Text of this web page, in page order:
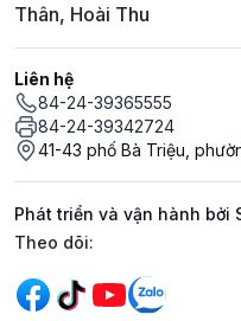
Thân, Hoài Thu
Liên hệ
84-24-39365555
84-24-39342724
41-43 phố Bà Triệu,
Phát triển và vận hành bởi
Mạng xã hội
Theo dõi: